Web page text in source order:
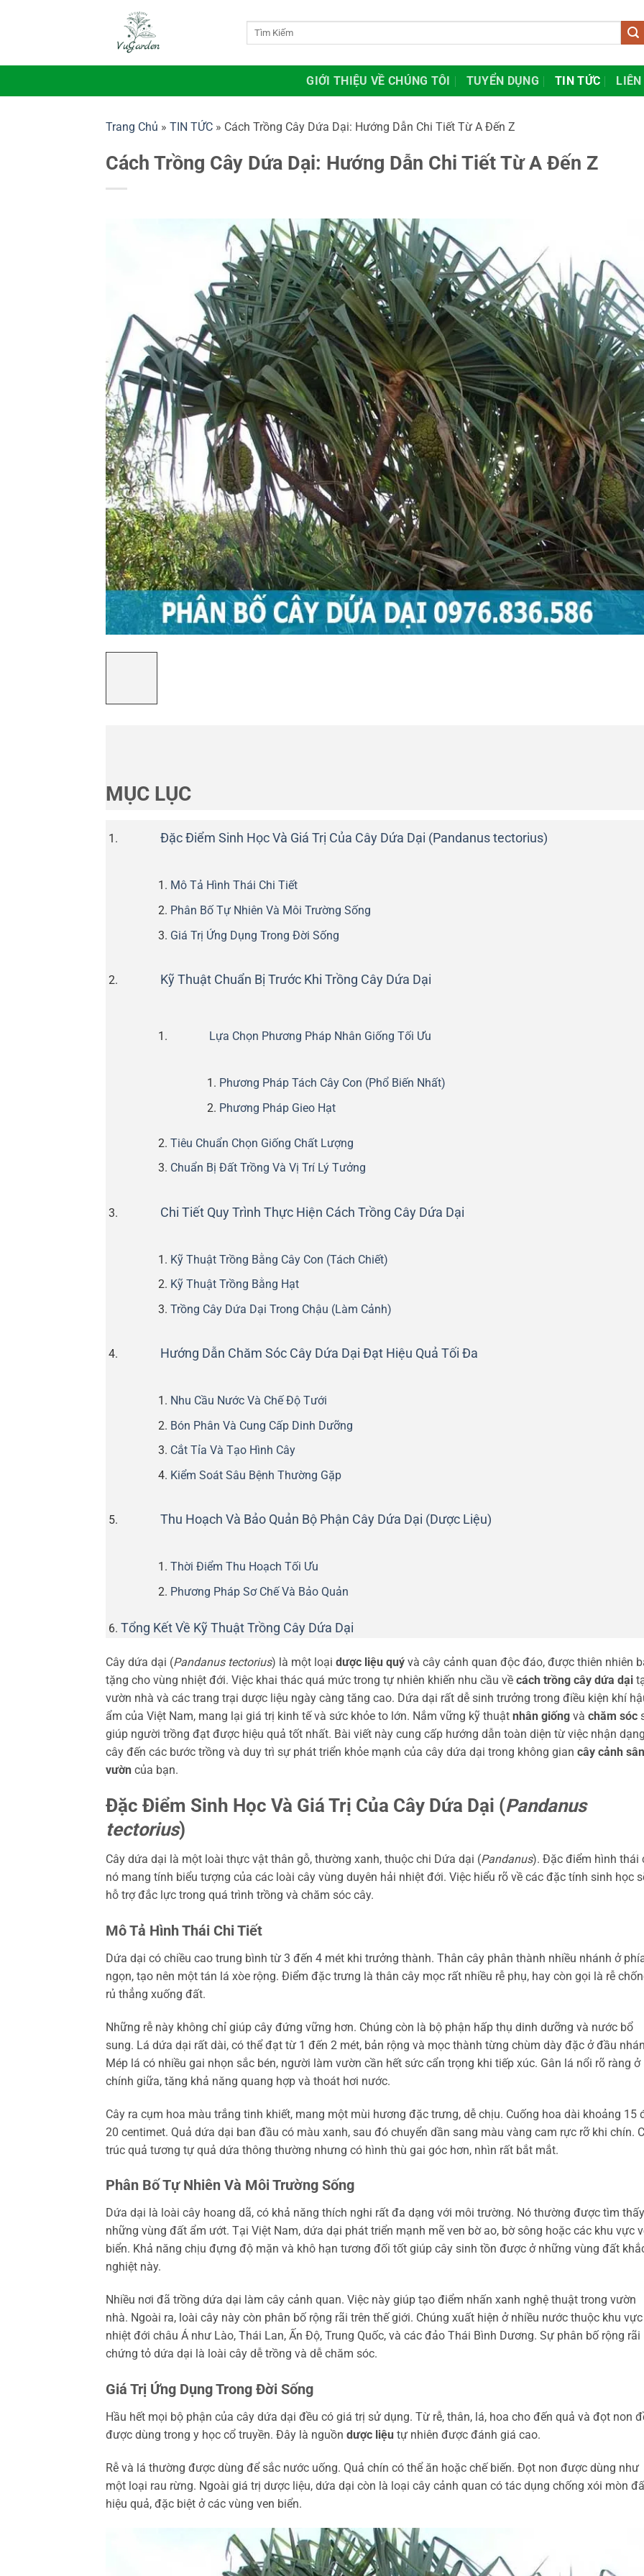
dung
GIỚI THIỆU VỀ CHÚNG TÔI TUYỂN DỤNG TIN TỨC LIÊN
Trang Chủ » TIN TỨC » Cách Trồng Cây Dứa Dại: Hướng Dẫn Chi Tiết Từ A Đến Z
Cách Trồng Cây Dứa Dại: Hướng Dẫn Chi Tiết Từ A Đến Z
MỤC LỤC
Đặc Điểm Sinh Học Và Giá Trị Của Cây Dứa Dại (Pandanus tectorius)
Mô Tả Hình Thái Chi Tiết
Phân Bố Tự Nhiên Và Môi Trường Sống
Giá Trị Ứng Dụng Trong Đời Sống
Kỹ Thuật Chuẩn Bị Trước Khi Trồng Cây Dứa Dại
Lựa Chọn Phương Pháp Nhân Giống Tối Ưu
Phương Pháp Tách Cây Con (Phổ Biến Nhất)
Phương Pháp Gieo Hạt
Tiêu Chuẩn Chọn Giống Chất Lượng
Chuẩn Bị Đất Trồng Và Vị Trí Lý Tưởng
Chi Tiết Quy Trình Thực Hiện Cách Trồng Cây Dứa Dại
Kỹ Thuật Trồng Bằng Cây Con (Tách Chiết)
Kỹ Thuật Trồng Bằng Hạt
Trồng Cây Dứa Dại Trong Chậu (Làm Cảnh)
Hướng Dẫn Chăm Sóc Cây Dứa Dại Đạt Hiệu Quả Tối Đa
Nhu Cầu Nước Và Chế Độ Tưới
Bón Phân Và Cung Cấp Dinh Dưỡng
Cắt Tỉa Và Tạo Hình Cây
Kiểm Soát Sâu Bệnh Thường Gặp
Thu Hoạch Và Bảo Quản Bộ Phận Cây Dứa Dại (Dược Liệu)
Thời Điểm Thu Hoạch Tối Ưu
Phương Pháp Sơ Chế Và Bảo Quản
Tổng Kết Về Kỹ Thuật Trồng Cây Dứa Dại
Cây dứa dại (Pandanus tectorius) là một loại dược liệu quý và cây cảnh quan độc đáo, được thiên nhiên
tặng cho vùng nhiệt đới. Việc khai thác quá mức trong tự nhiên khiến nhu cầu về cách trồng cây dứa dại
vườn nhà và các trang trại dược liệu ngày càng tăng cao. Dứa dại rất dễ sinh trưởng trong điều kiện khí
ẩm của Việt Nam, mang lại giá trị kinh tế và sức khỏe to lớn. Nắm vững kỹ thuật nhân giống và chăm sóc
giúp người trồng đạt được hiệu quả tốt nhất. Bài viết này cung cấp hướng dẫn toàn diện từ việc nhận dạng
cây đến các bước trồng và duy trì sự phát triển khỏe mạnh của cây dứa dại trong không gian cây cảnh sân
vườn của bạn.
Đặc Điểm Sinh Học Và Giá Trị Của Cây Dứa Dại (Pandanus
tectorius)
Cây dứa dại là một loài thực vật thân gỗ, thường xanh, thuộc chi Dứa dại (Pandanus). Đặc điểm hình thái
nó mang tính biểu tượng của các loài cây vùng duyên hải nhiệt đới. Việc hiểu rõ về các đặc tính sinh học
hỗ trợ đắc lực trong quá trình trồng và chăm sóc cây.
Mô Tả Hình Thái Chi Tiết
Dứa dại có chiều cao trung bình từ 3 đến 4 mét khi trưởng thành. Thân cây phân thành nhiều nhánh ở
ngọn, tạo nên một tán lá xòe rộng. Điểm đặc trưng là thân cây mọc rất nhiều rễ phụ, hay còn gọi là rễ
rủ thẳng xuống đất.
Những rễ này không chỉ giúp cây đứng vững hơn. Chúng còn là bộ phận hấp thụ dinh dưỡng và nước bổ
sung. Lá dứa dại rất dài, có thể đạt từ 1 đến 2 mét, bản rộng và mọc thành từng chùm dày đặc ở đầu
Mép lá có nhiều gai nhọn sắc bén, người làm vườn cần hết sức cẩn trọng khi tiếp xúc. Gân lá nổi rõ ràng ở
chính giữa, tăng khả năng quang hợp và thoát hơi nước.
Cây ra cụm hoa màu trắng tinh khiết, mang một mùi hương đặc trưng, dễ chịu. Cuống hoa dài khoảng 15
20 centimet. Quả dứa dại ban đầu có màu xanh, sau đó chuyển dần sang màu vàng cam rực rỡ khi chín.
trúc quả tương tự quả dứa thông thường nhưng có hình thù gai góc hơn, nhìn rất bắt mắt.
Phân Bố Tự Nhiên Và Môi Trường Sống
Dứa dại là loài cây hoang dã, có khả năng thích nghi rất đa dạng với môi trường. Nó thường được tìm
những vùng đất ẩm ướt. Tại Việt Nam, dứa dại phát triển mạnh mẽ ven bờ ao, bờ sông hoặc các khu vực
biển. Khả năng chịu đựng độ mặn và khô hạn tương đối tốt giúp cây sinh tồn được ở những vùng đất
nghiệt này.
Nhiều nơi đã trồng dứa dại làm cây cảnh quan. Việc này giúp tạo điểm nhấn xanh nghệ thuật trong vườn
nhà. Ngoài ra, loài cây này còn phân bố rộng rãi trên thế giới. Chúng xuất hiện ở nhiều nước thuộc khu vực
nhiệt đới châu Á như Lào, Thái Lan, Ấn Độ, Trung Quốc, và các đảo Thái Bình Dương. Sự phân bố rộng rãi
chứng tỏ dứa dại là loài cây dễ trồng và dễ chăm sóc.
Giá Trị Ứng Dụng Trong Đời Sống
Hầu hết mọi bộ phận của cây dứa dại đều có giá trị sử dụng. Từ rễ, thân, lá, hoa cho đến quả và đọt non
được dùng trong y học cổ truyền. Đây là nguồn dược liệu tự nhiên được đánh giá cao.
Rễ và lá thường được dùng để sắc nước uống. Quả chín có thể ăn hoặc chế biến. Đọt non được dùng như
một loại rau rừng. Ngoài giá trị dược liệu, dứa dại còn là loại cây cảnh quan có tác dụng chống xói mòn
hiệu quả, đặc biệt ở các vùng ven biển.